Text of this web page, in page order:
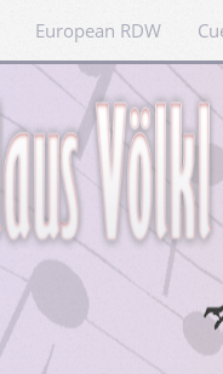
European RDW